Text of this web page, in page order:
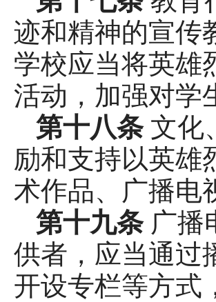
迹和精神的宣传
学校应当将英雄
活动，加强对学
第十八条 文化
励和支持以英雄
术作品、广播电
第十九条 广播
供者，应当通过
开设专栏等方式